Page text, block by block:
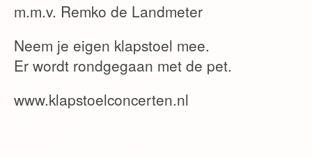
m.m.v. Remko de Landmeter
Neem je eigen klapstoel mee.
Er wordt rondgegaan met de pet.
www.klapstoelconcerten.nl